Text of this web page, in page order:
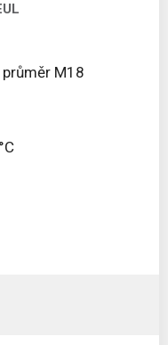
průměr M18